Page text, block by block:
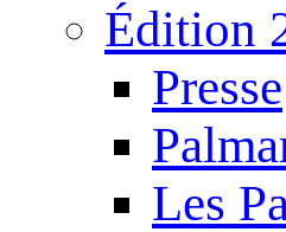
Édition
Presse
Les